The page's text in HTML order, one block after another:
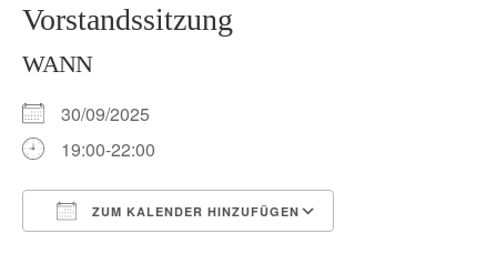
Vorstandssitzung
WANN
30/09/2025
19:00-22:00
ZUM KALENDER HINZUFÜGEN